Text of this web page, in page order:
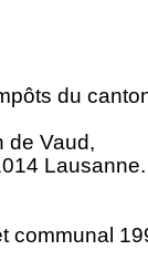
du
de Vaud,
communal